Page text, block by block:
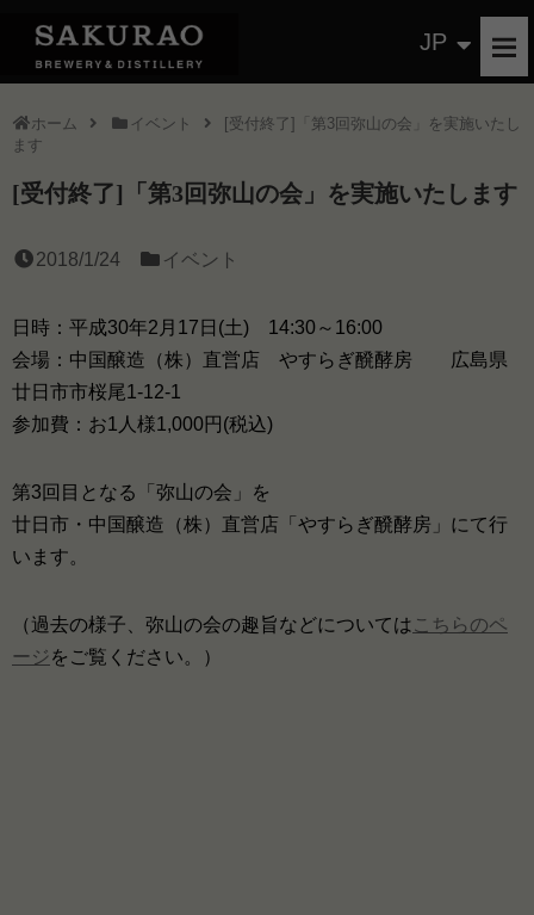
JP
ホーム イベント
[受付終了]「第3回弥山の会」を実施いたし
ます
[受付終了]「第3回弥山の会」を実施いたします
2018/1/24 イベント
日時：平成30年2月17日(土) 14:30～16:00
会場：中国醸造（株）直営店 やすらぎ醗酵房 広島県
廿日市市桜尾1-12-1
参加費：お1人様1,000円(税込)
第3回目となる「弥山の会」を
廿日市・中国醸造（株）直営店「やすらぎ醗酵房」にて行
います。
（過去の様子、弥山の会の趣旨などについては こちらのペ
ージ をご覧ください。）